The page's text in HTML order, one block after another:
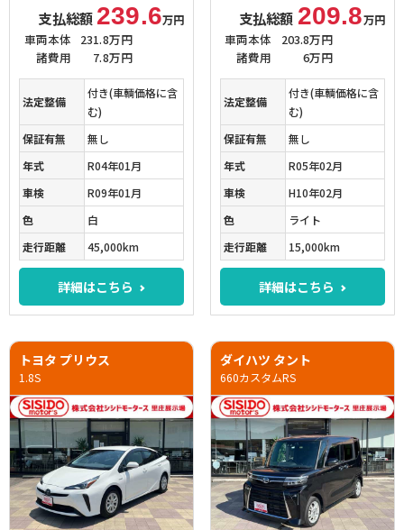
支払総額 239.6万円
車両本体
231.8万円
諸費用
7.8万円
法定整備
付き(車輌価格に含
む)
保証有無
無し
年式
R04年01月
車検
R09年01月
色
白
走行距離
45,000km
詳細はこちら
支払総額 209.8万円
車両本体
203.8万円
諸費用
6万円
法定整備
付き(車輌価格に含
む)
保証有無
無し
年式
R05年02月
車検
H10年02月
色
ライト
走行距離
15,000km
詳細はこちら
トヨタ プリウス
1.8S
ダイハツ タント
660カスタムRS